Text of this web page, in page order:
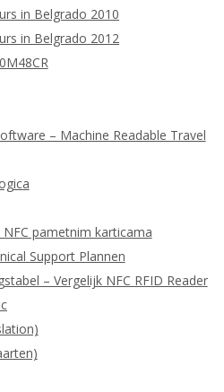
in Belgrado 2010
in Belgrado 2012
– Machine Readable Travel
NFC pametnim karticama
Support Plannen
– Vergelijk NFC RFID Reader